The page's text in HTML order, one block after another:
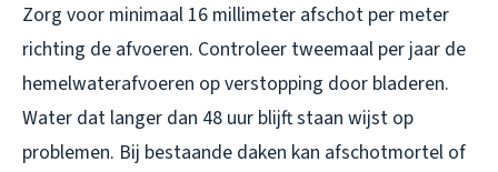
Zorg voor minimaal 16 millimeter afschot per meter
richting de afvoeren. Controleer tweemaal per jaar de
hemelwaterafvoeren op verstopping door bladeren.
Water dat langer dan 48 uur blijft staan wijst op
problemen. Bij bestaande daken kan afschotmortel of